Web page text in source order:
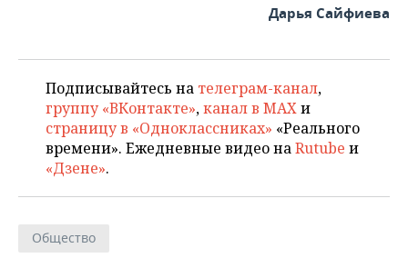
Дарья Сайфиева
Подписывайтесь на телеграм-канал,
группу «ВКонтакте»,канал в MAXи
страницу в «Одноклассниках» «Реального
времени». Ежедневные видео наRutube и
«Дзене».
Общество